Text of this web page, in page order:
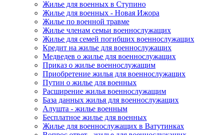
Жилье для военных в Ступино
Жилье для военных - Новая Ижора
Жилье по военной травме
Жилье членам семьи военнослужащих
Жилье для семей погибших военнослужащих
Кредит на жилье для военнослужащих
Медведев о жилье для военнослужащих
Приказ о жилье военнослужащим
Приобретение жилья для военнослужащих
Путин о жилье для военных
Расширение жилья военнослужащим
База данных жилья для военнослужащих
Алушта - жилье военным
Бесплатное жилье для военных
Жилье для военнослужащих в Ватутинках